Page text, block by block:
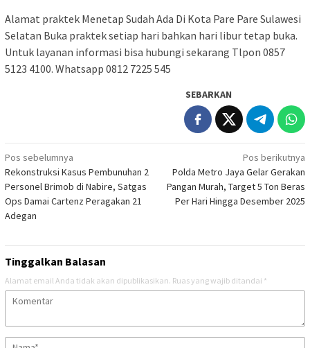
Alamat praktek Menetap Sudah Ada Di Kota Pare Pare Sulawesi
Selatan Buka praktek setiap hari bahkan hari libur tetap buka.
Untuk layanan informasi bisa hubungi sekarang Tlpon 0857
5123 4100. Whatsapp 0812 7225 545
SEBARKAN
Navigasi
pos
Pos sebelumnya
Rekonstruksi Kasus Pembunuhan 2
Personel Brimob di Nabire, Satgas
Ops Damai Cartenz Peragakan 21
Adegan
Pos berikutnya
Polda Metro Jaya Gelar Gerakan
Pangan Murah, Target 5 Ton Beras
Per Hari Hingga Desember 2025
Tinggalkan Balasan
Alamat email Anda tidak akan dipublikasikan. Ruas yang wajib ditandai *